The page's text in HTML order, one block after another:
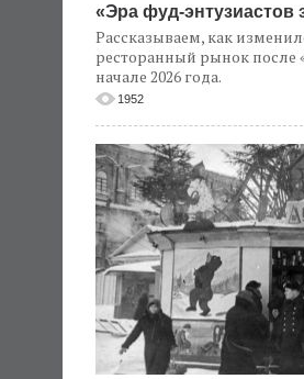
«Эра фуд-энтузиастов
Рассказываем, как
ресторанный рынок после
начале 2026 года.
1952